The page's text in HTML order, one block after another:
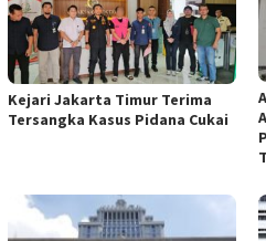
Kejari Jakarta Timur Terima
Tersangka Kasus Pidana Cukai